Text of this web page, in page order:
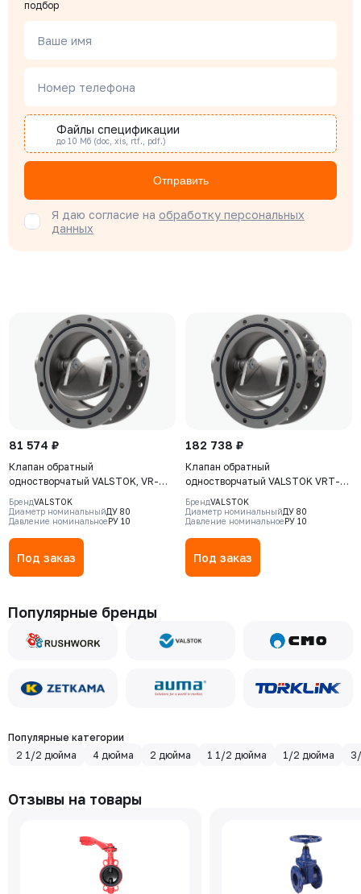
подбор
Ваше имя
Номер телефона
Файлы спецификации
до 10 Мб (doc, xis, rtf., pdf.)
Отправить
Я даю согласие на обработку персональных
данных
81 574 ₽
Клапан обратный
одностворчатый VALSTOK, VR-
221-02-0080-PN10-M, DN0080
PN10, корпус - CF8M, диск - CF8M,
уплотнение - Metal, М/Ф
БрендVALSTOK
Диаметр номинальныйДУ 80
Давление номинальноеРУ 10
Под заказ
182 738 ₽
Клапан обратный
одностворчатый VALSTOK VRT-
221-02-0080-PN10-M, DN0080
PN10, корпус - CF8M, диск - CF8M,
уплотнение - Metal, Ф/Ф
БрендVALSTOK
Диаметр номинальныйДУ 80
Давление номинальноеРУ 10
Под заказ
Популярные бренды
Популярные категории
2 1/2 дюйма
4 дюйма 2 дюйма 1 1/2 дюйма 1/2 дюйма
Отзывы на товары